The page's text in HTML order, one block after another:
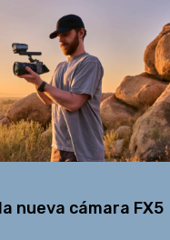
nueva cámara FX5